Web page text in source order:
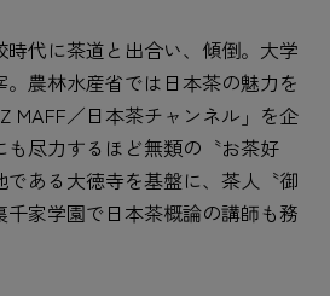
代に茶道と出合い、傾倒。大学
農林水産省では日本茶の魅力を
MAFF／日本茶チャンネル」を企
尽力するほど無類の〝お茶好
である大徳寺を基盤に、茶人〝御
家学園で日本茶概論の講師も務